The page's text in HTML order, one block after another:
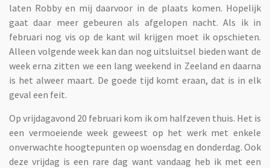
laten Robby en mij daarvoor in de plaats komen. Hopelijk
gaat daar meer gebeuren als afgelopen nacht. Als ik in
februari nog vis op de kant wil krijgen moet ik opschieten.
Alleen volgende week kan dan nog uitsluitsel bieden want de
week erna zitten we een lang weekend in Zeeland en daarna
is het alweer maart. De goede tijd komt eraan, dat is in elk
geval een feit.
Op vrijdagavond 20 februari kom ik om halfzeven thuis. Het is
een vermoeiende week geweest op het werk met enkele
onverwachte hoogtepunten op woensdag en donderdag. Ook
deze vrijdag is een rare dag want vandaag heb ik met een